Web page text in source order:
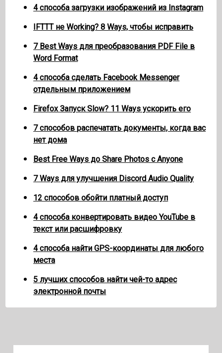
4 способа загрузки изображений из Instagram
IFTTT не Working? 8 Ways, чтобы исправить
7 Best Ways для преобразования PDF File в
Word Format
4 способа сделать Facebook Messenger
отдельным приложением
Firefox Запуск Slow? 11 Ways ускорить его
7 способов распечатать документы, когда вас
нет дома
Best Free Ways до Share Photos с Anyone
7 Ways для улучшения Discord Audio Quality
12 способов обойти платный доступ
4 способа конвертировать видео YouTube в
текст или расшифровку
4 способа найти GPS-координаты для любого
места
5 лучших способов найти чей-то адрес
электронной почты